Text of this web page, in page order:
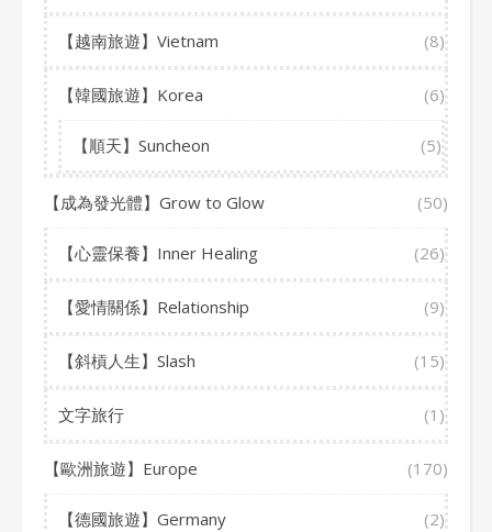
【越南旅遊】Vietnam (8)
【韓國旅遊】Korea (6)
【順天】Suncheon (5)
【成為發光體】Grow to Glow (50)
【心靈保養】Inner Healing (26)
【愛情關係】Relationship (9)
【斜槓人生】Slash (15)
文字旅行 (1)
【歐洲旅遊】Europe (170)
【德國旅遊】Germany (2)